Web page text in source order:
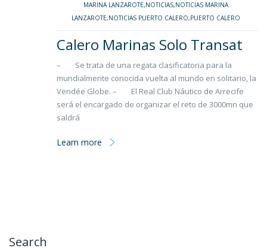
MARINA LANZAROTE,NOTICIAS,NOTICIAS MARINA
LANZAROTE,NOTICIAS PUERTO CALERO,PUERTO CALERO
Calero Marinas Solo Transat
– Se trata de una regata clasificatoria para la
mundialmente conocida vuelta al mundo en solitario, la
Vendée Globe. – El Real Club Náutico de Arrecife
será el encargado de organizar el reto de 3000mn que
saldrá
Learn more
Search